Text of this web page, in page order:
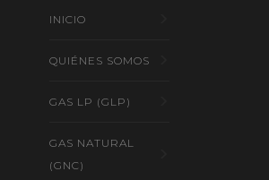
INICIO
QUIÉNES SOMOS
GAS LP (GLP)
GAS NATURAL
(GNC)